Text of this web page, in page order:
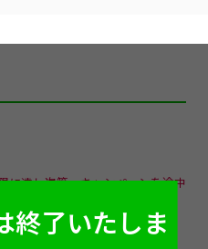
達し次第、キャンペーンを途中